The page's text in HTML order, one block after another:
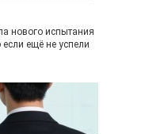
нового испытания
ещё не успели